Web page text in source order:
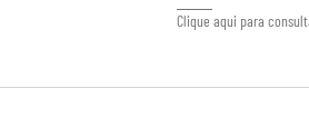
Clique aqui para